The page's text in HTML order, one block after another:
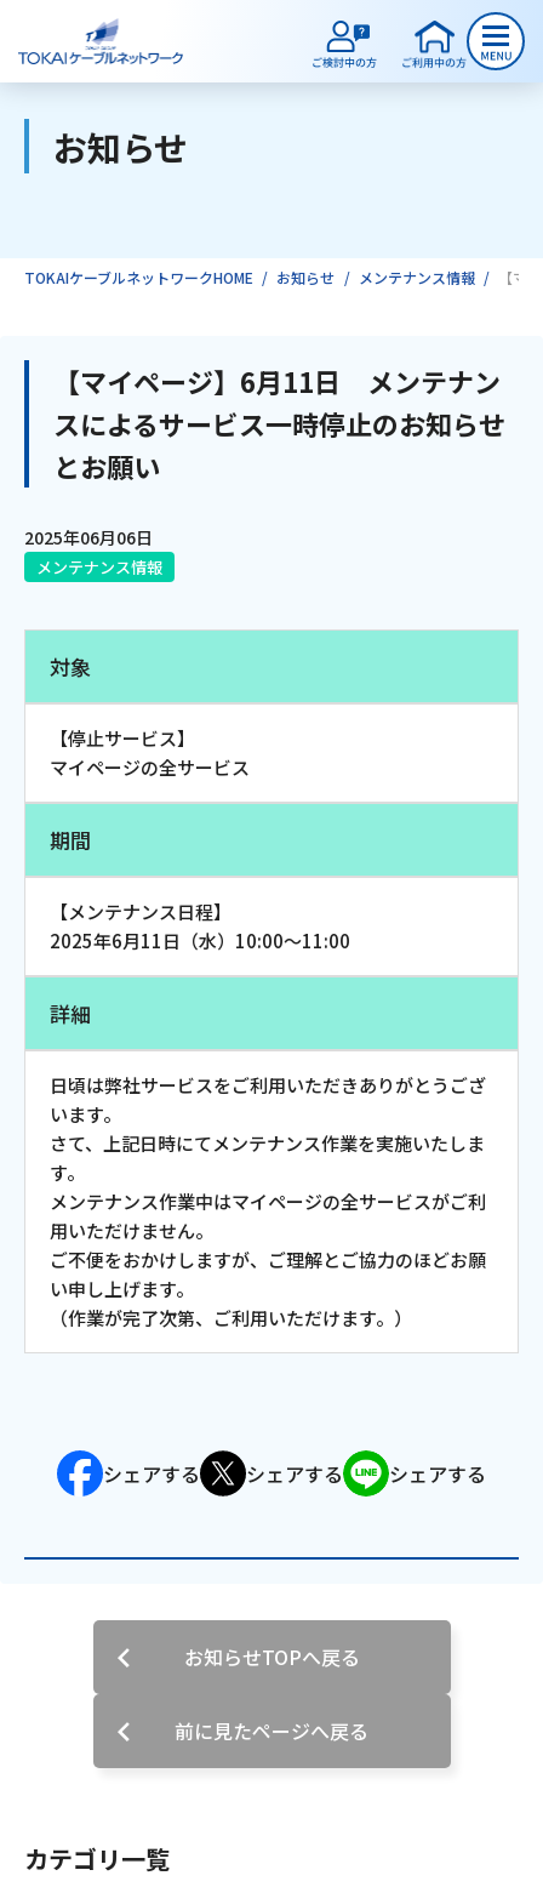
ご検討中のお客様
インターネット
おトクな情報
対応エリア よくあるご質問
受付時間：9:30〜18:00 年中無休
Webメール
ウェブサイトのご利用について
お知らせ
TOKAIケーブルネットワークHOME お知らせ メンテナンス情報 【マ
カテゴリ一覧
【マイページ】6月11日 メンテナン
スによるサービス一時停止のお知らせ
とお願い
2025年06月06日
メンテナンス情報
対象
【停止サービス】
マイページの全サービス
期間
【メンテナンス日程】
2025年6月11日（水）10:00～11:00
詳細
日頃は弊社サービスをご利用いただきありがとうござ
います。
さて、上記日時にてメンテナンス作業を実施いたしま
す。
メンテナンス作業中はマイページの全サービスがご利
用いただけません。
ご不便をおかけしますが、ご理解とご協力のほどお願
い申し上げます。
（作業が完了次第、ご利用いただけます。）
シェアする シェアする シェアする
お知らせTOPへ戻る
前に見たページへ戻る